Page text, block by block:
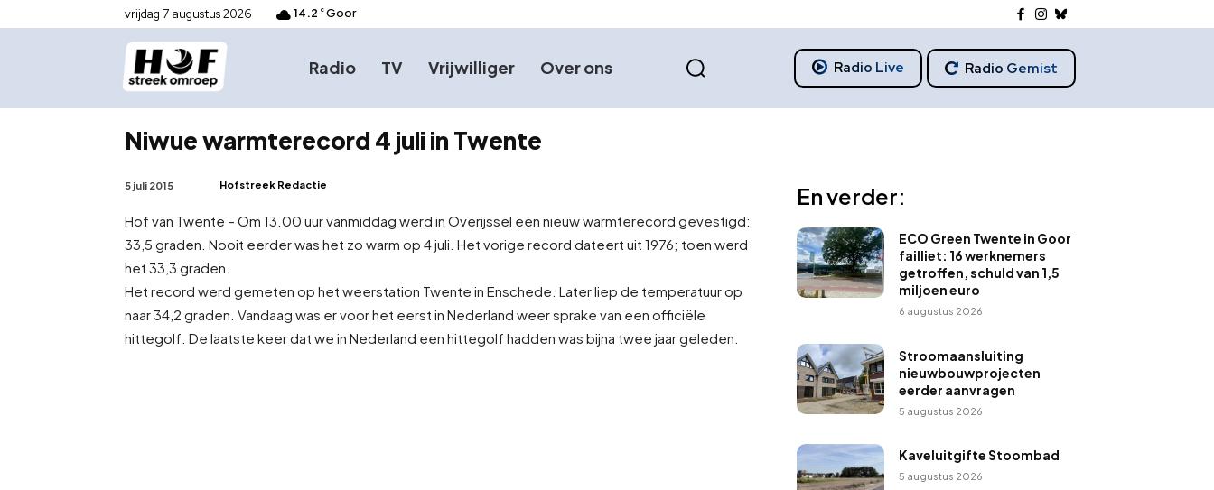
vrijdag 7 augustus 2026 14.2 C Goor
Radio TV Vrijwilliger Over ons Radio Live Radio Gemist
Niwue warmterecord 4 juli in Twente
5 juli 2015 Hofstreek Redactie
Hof van Twente – Om 13.00 uur vanmiddag werd in Overijssel een nieuw warmterecord gevestigd:
33,5 graden. Nooit eerder was het zo warm op 4 juli. Het vorige record dateert uit 1976; toen werd
het 33,3 graden.
Het record werd gemeten op het weerstation Twente in Enschede. Later liep de temperatuur op
naar 34,2 graden. Vandaag was er voor het eerst in Nederland weer sprake van een officiële
hittegolf. De laatste keer dat we in Nederland een hittegolf hadden was bijna twee jaar geleden.
En verder:
ECO Green Twente in Goor
failliet: 16 werknemers
getroffen, schuld van 1,5
miljoen euro
6 augustus 2026
Stroomaansluiting
nieuwbouwprojecten
eerder aanvragen
5 augustus 2026
Kaveluitgifte Stoombad
5 augustus 2026